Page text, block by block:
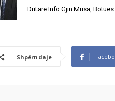
Dritare.Info Gjin Musa, Botues
Shpërndaje